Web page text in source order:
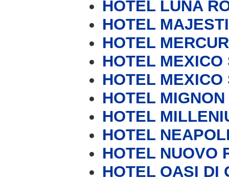
HOTEL LUNA
HOTEL
HOTEL
HOTEL MEXICO
HOTEL MEXICO
HOTEL MIGNON
HOTEL
HOTEL
HOTEL NUOVO
HOTEL OASI DI